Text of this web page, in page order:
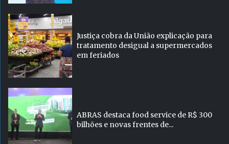
Justiça cobra da União explicação para
tratamento desigual a supermercados
em feriados
ABRAS destaca food service de R$ 300
bilhões e novas frentes de...